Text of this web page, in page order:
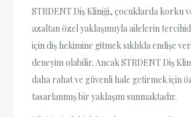
STRDENT Diş Kliniği, çocuklarda korku
azaltan özel yaklaşımıyla ailelerin
için diş hekimine gitmek sıklıkla endişe
deneyim olabilir. Ancak STRDENT Diş
daha rahat ve güvenli hale getirmek için
tasarlanmış bir yaklaşım sunmaktadır.